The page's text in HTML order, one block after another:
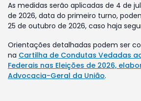
As medidas serão aplicadas de 4 de
de 2026, data do primeiro turno,
25 de outubro de 2026, caso haja
Orientações detalhadas podem ser
na Cartilha de Condutas Vedadas
Federais nas Eleições de 2026,
Advocacia-Geral da União.